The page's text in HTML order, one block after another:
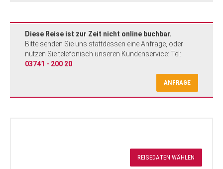
Diese Reise ist zur Zeit nicht online buchbar.
Bitte senden Sie uns stattdessen eine Anfrage, oder
nutzen Sie telefonisch unseren Kundenservice: Tel:
03741 - 200 20
ANFRAGE
REISEDATEN WÄHLEN